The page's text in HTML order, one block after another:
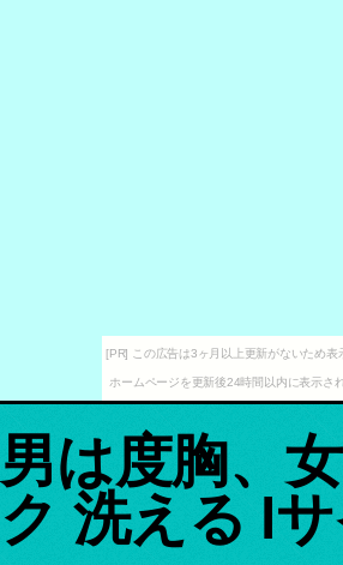
[PR] この広告は3ヶ月以上更新がないため表
ホームページを更新後24時間以内に表示さ
男は度胸、
ク 洗える l